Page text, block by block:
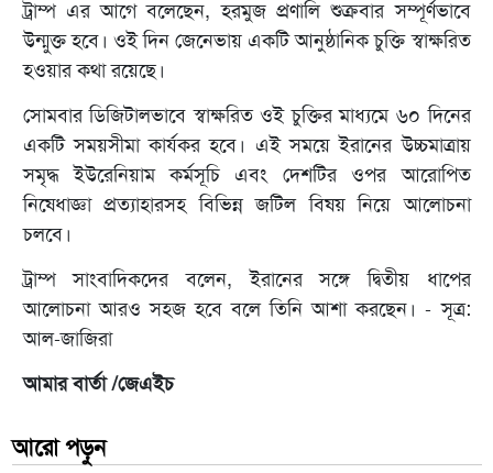
ট্রাম্প এর আগে বলেছেন, হরমুজ প্রণালি শুক্রবার সম্পূর্ণভাবে
উন্মুক্ত হবে। ওই দিন জেনেভায় একটি আনুষ্ঠানিক চুক্তি স্বাক্ষরিত
হওয়ার কথা রয়েছে।
সোমবার ডিজিটালভাবে স্বাক্ষরিত ওই চুক্তির মাধ্যমে ৬০ দিনের
একটি সময়সীমা কার্যকর হবে। এই সময়ে ইরানের উচ্চমাত্রায়
সমৃদ্ধ ইউরেনিয়াম কর্মসূচি এবং দেশটির ওপর আরোপিত
নিষেধাজ্ঞা প্রত্যাহারসহ বিভিন্ন জটিল বিষয় নিয়ে আলোচনা
চলবে।
ট্রাম্প সাংবাদিকদের বলেন, ইরানের সঙ্গে দ্বিতীয় ধাপের
আলোচনা আরও সহজ হবে বলে তিনি আশা করছেন। - সূত্র:
আল-জাজিরা
আমার বার্তা /জেএইচ
আরো পড়ুন